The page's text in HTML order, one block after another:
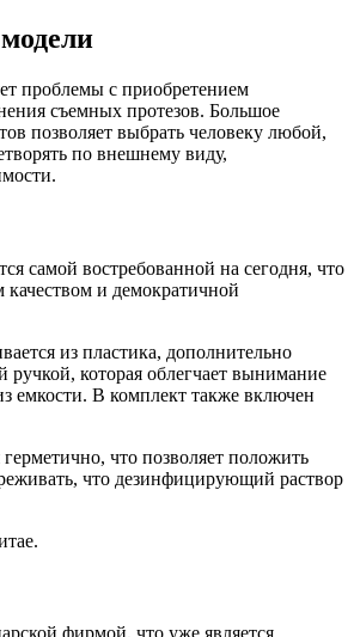
проблемы с приобретением
съемных протезов. Большое
позволяет выбрать человеку любой,
по внешнему виду,
самой востребованной на сегодня, что
качеством и демократичной
из пластика, дополнительно
ручкой, которая облегчает вынимание
емкости. В комплект также включен
что позволяет положить
что дезинфицирующий раствор
фирмой, что уже является